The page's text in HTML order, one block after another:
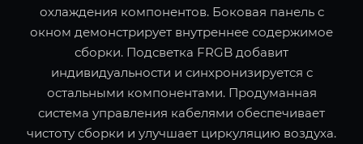
охлаждения компонентов. Боковая панель с
окном демонстрирует внутреннее содержимое
сборки. Подсветка FRGB добавит
индивидуальности и синхронизируется с
остальными компонентами. Продуманная
система управления кабелями обеспечивает
чистоту сборки и улучшает циркуляцию воздуха.